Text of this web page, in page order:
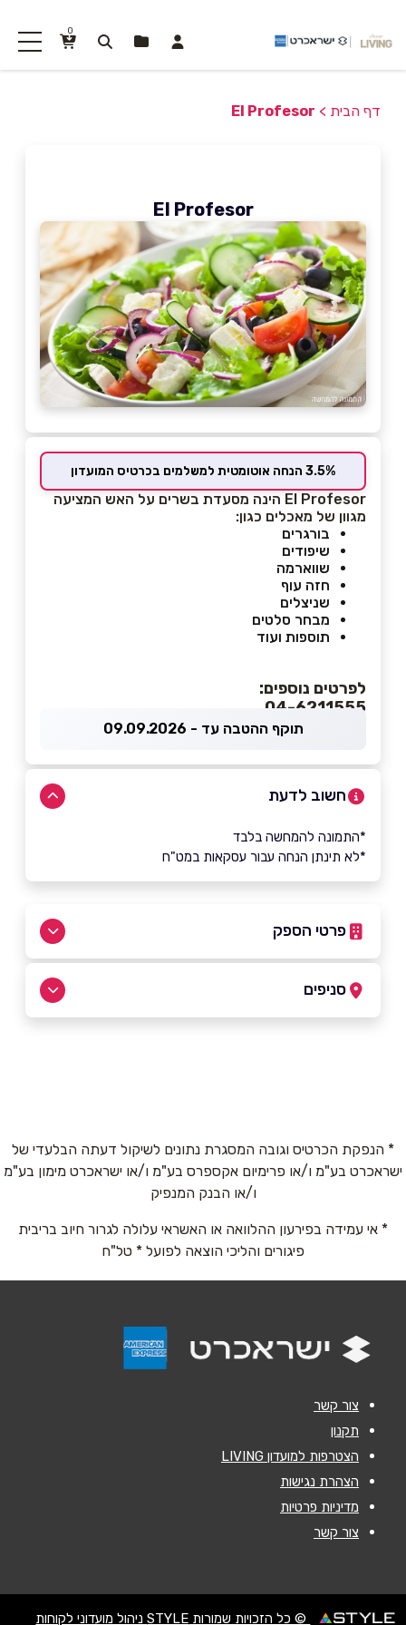
0
דף הבית >
El Profesor
El Profesor
3.5% הנחה אוטומטית למשלמים בכרטיס המועדון
El Profesor הינה מסעדת בשרים על האש המציעה
מגוון של מאכלים כגון:
בורגרים
שיפודים
שווארמה
חזה עוף
שניצלים
מבחר סלטים
תוספות ועוד
לפרטים נוספים:
04-6211555
תוקף ההטבה עד - 09.09.2026
חשוב לדעת
*התמונה להמחשה בלבד
*לא תינתן הנחה עבור עסקאות במט"ח
פרטי הספק
אנא חזרו אלי בקשר ל...
שליחה
סניפים
* הנפקת הכרטיס וגובה המסגרת נתונים לשיקול דעתה הבלעדי של
ישראכרט בע"מ ו/או פרימיום אקספרס בע"מ ו/או ישראכרט מימון בע"מ
ו/או הבנק המנפיק
* אי עמידה בפירעון ההלוואה או האשראי עלולה לגרור חיוב בריבית
פיגורים והליכי הוצאה לפועל * טל"ח
צור קשר
תקנון
הצטרפות למועדון LIVING
הצהרת נגישות
מדיניות פרטיות
צור קשר
© כל הזכויות שמורות STYLE ניהול מועדוני לקוחות